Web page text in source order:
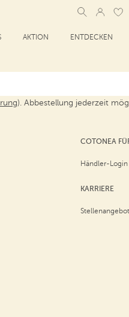
AKTION ENTDECKEN
). Abbestellung jederzeit
COTONEA
Händler-Login
KARRIERE